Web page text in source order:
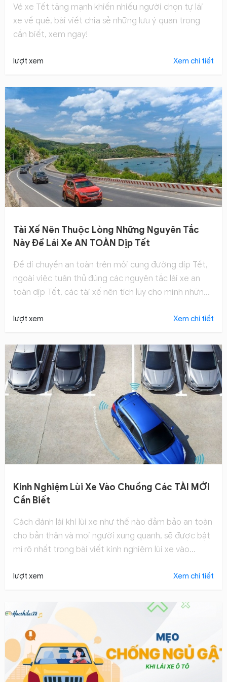
Vé xe Tết tăng mạnh khiến nhiều người chọn tự lái
xe về quê, bài viết chia sẻ những lưu ý quan trọng
cần biết, xem ngay!
lượt xem Xem chi tiết
Tài Xế Nên Thuộc Lòng Những Nguyên Tắc
Này Để Lái Xe AN TOÀN Dịp Tết
Để di chuyển an toàn trên mỗi cung đường dịp Tết,
ngoài việc tuân thủ đúng các nguyên tắc lái xe an
toàn dịp Tết, các tài xế nên tích lũy cho mình những
lượt xem Xem chi tiết
Kinh Nghiệm Lùi Xe Vào Chuồng Các TÀI MỚI
Cần Biết
Cách đánh lái khi lùi xe như thế nào đảm bảo an toàn
cho bản thân và mọi người xung quanh, sẽ được bật
mí rõ nhất trong bài viết kinh nghiệm lùi xe vào
lượt xem Xem chi tiết